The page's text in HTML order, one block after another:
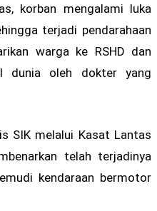
korban mengalami luka
terjadi pendarahaan
warga ke RSHD dan
dunia oleh dokter yang
SIK melalui Kasat Lantas
telah terjadinya
kendaraan bermotor